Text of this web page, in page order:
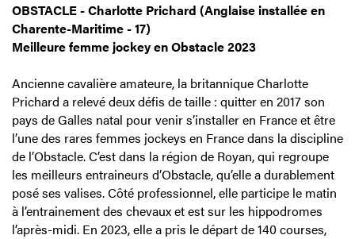
OBSTACLE - Charlotte Prichard (Anglaise installée en
Charente-Maritime - 17)
Meilleure femme jockey en Obstacle 2023
Ancienne cavalière amateure, la britannique Charlotte
Prichard a relevé deux défis de taille : quitter en 2017 son
pays de Galles natal pour venir s’installer en France et être
l’une des rares femmes jockeys en France dans la discipline
de l’Obstacle. C’est dans la région de Royan, qui regroupe
les meilleurs entraineurs d’Obstacle, qu’elle a durablement
posé ses valises. Côté professionnel, elle participe le matin
à l’entrainement des chevaux et est sur les hippodromes
l’après-midi. En 2023, elle a pris le départ de 140 courses,